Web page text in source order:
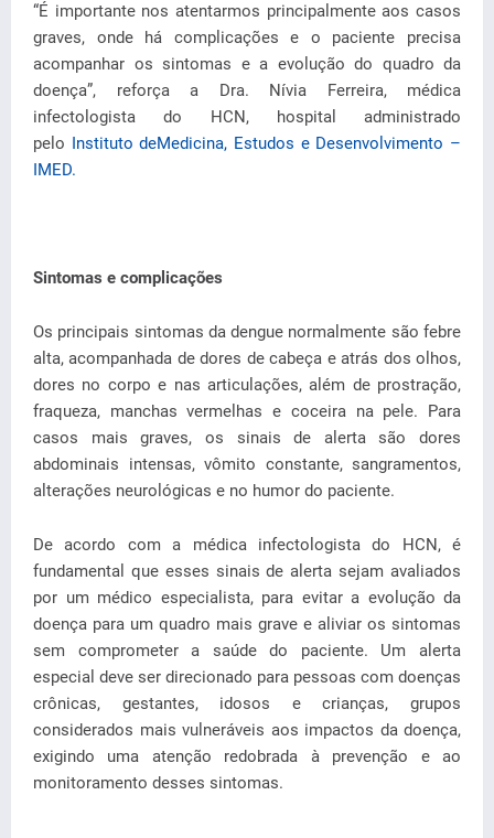
“É importante nos atentarmos principalmente aos casos
graves, onde há complicações e o paciente precisa
acompanhar os sintomas e a evolução do quadro da
doença”, reforça a Dra. Nívia Ferreira, médica
infectologista do HCN, hospital administrado
pelo Instituto deMedicina, Estudos e Desenvolvimento –
IMED.
Sintomas e complicações
Os principais sintomas da dengue normalmente são febre
alta, acompanhada de dores de cabeça e atrás dos olhos,
dores no corpo e nas articulações, além de prostração,
fraqueza, manchas vermelhas e coceira na pele. Para
casos mais graves, os sinais de alerta são dores
abdominais intensas, vômito constante, sangramentos,
alterações neurológicas e no humor do paciente.
De acordo com a médica infectologista do HCN, é
fundamental que esses sinais de alerta sejam avaliados
por um médico especialista, para evitar a evolução da
doença para um quadro mais grave e aliviar os sintomas
sem comprometer a saúde do paciente. Um alerta
especial deve ser direcionado para pessoas com doenças
crônicas, gestantes, idosos e crianças, grupos
considerados mais vulneráveis aos impactos da doença,
exigindo uma atenção redobrada à prevenção e ao
monitoramento desses sintomas.